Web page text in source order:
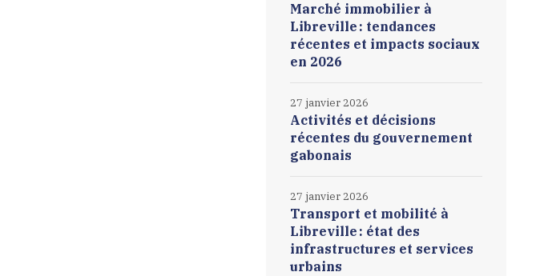
Marché immobilier à
Libreville : tendances
récentes et impacts sociaux
en 2026
Activités et décisions
récentes du gouvernement
gabonais
27 janvier 2026
Transport et mobilité à
Libreville : état des
infrastructures et services
urbains
27 janvier 2026